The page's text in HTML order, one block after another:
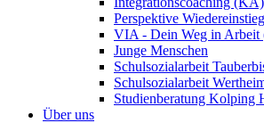
Perspektive
VIA - Dein Weg in Arbeit
Junge Menschen
Schulsozialarbeit
Schulsozialarbeit
Studienberatung Kolping
Über uns